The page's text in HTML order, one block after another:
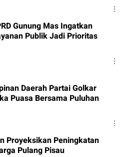
Gunung Mas Ingatkan
Publik Jadi Prioritas
Daerah Partai Golkar
Puasa Bersama Puluhan
Proyeksikan Peningkatan
Pulang Pisau